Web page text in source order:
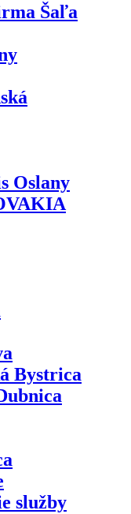
Šaľa
Oslany
Bystrica
služby